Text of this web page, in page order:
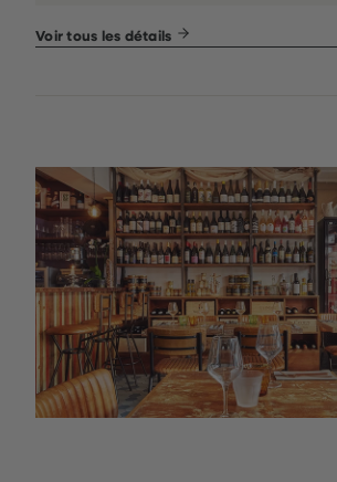
Voir tous les détails